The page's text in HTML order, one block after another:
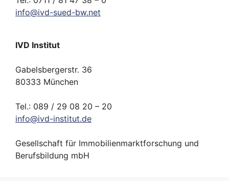
info@ivd-sued-bw.net
IVD Institut
Gabelsbergerstr. 36
80333 München
Tel.: 089 / 29 08 20 – 20
info@ivd-institut.de
Gesellschaft für Immobilienmarktforschung und
Berufsbildung mbH